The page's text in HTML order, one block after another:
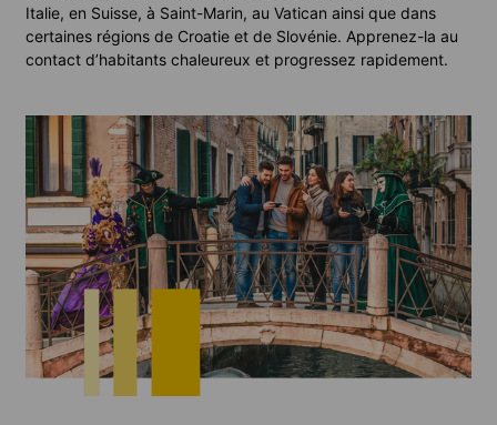
Italie, en Suisse, à Saint-Marin, au Vatican ainsi que dans
certaines régions de Croatie et de Slovénie. Apprenez-la au
contact d’habitants chaleureux et progressez rapidement.